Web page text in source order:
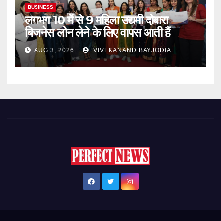
BUSINESS
लगभग 10 में से 9 महिला उद्यमी दोबारा
बिजनेस लोन लेने के लिए वापस आती हैं
AUG 3, 2026 VIVEKANAND BAYJODIA